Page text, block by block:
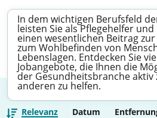
In dem wichtigen Berufsfeld
leisten Sie als Pflegehelfer
einen wesentlichen Beitrag
zum Wohlbefinden von
Lebenslagen. Entdecken Sie
Jobangebote, die Ihnen die
der Gesundheitsbranche aktiv
anderen zu helfen.
Relevanz Datum